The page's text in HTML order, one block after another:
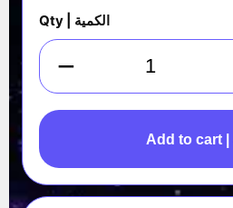
Qty | الكمية
−